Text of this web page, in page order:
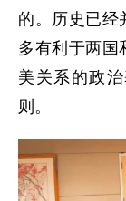
的。历史已经
多有利于两国
美关系的政
则。